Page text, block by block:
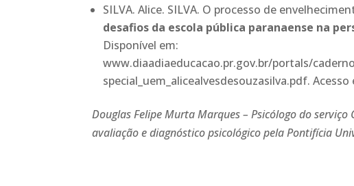
SILVA. Alice. SILVA. O processo de
desafios da escola pública paranaense na
Disponível em:
www.diaadiaeducacao.pr.gov.br/portals/
special_uem_alicealvesdesouzasilva.pdf. Acesso
Douglas Felipe Murta Marques – Psicólogo do
avaliação e diagnóstico psicológico pela Pontifícia